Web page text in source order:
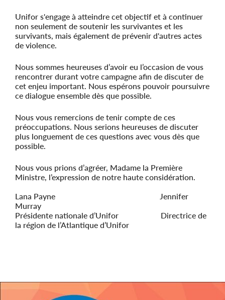
Unifor s'engage à atteindre cet objectif et à continuer
non seulement de soutenir les survivantes et les
survivants, mais également de prévenir d'autres actes
de violence.
Nous sommes heureuses d’avoir eu l’occasion de vous
rencontrer durant votre campagne afin de discuter de
cet enjeu important. Nous espérons pouvoir poursuivre
ce dialogue ensemble dès que possible.
Nous vous remercions de tenir compte de ces
préoccupations. Nous serions heureuses de discuter
plus longuement de ces questions avec vous dès que
possible.
Nous vous prions d’agréer, Madame la Première
Ministre, l’expression de notre haute considération.
Lana Payne Jennifer
Murray
Présidente nationale d’Unifor Directrice de
la région de l’Atlantique d’Unifor